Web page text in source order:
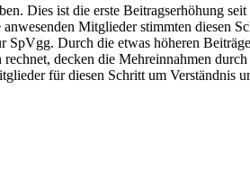
Dies ist die erste Beitragserhöhung
Mitglieder stimmten diesen
Durch die etwas höheren
decken die Mehreinnahmen
für diesen Schritt um Verständnis